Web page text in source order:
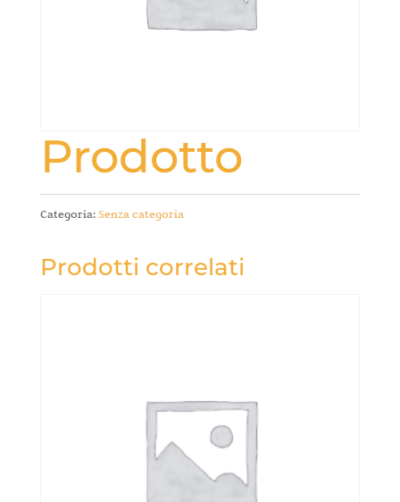
Prodotto
Categoria:Senza categoria
Prodotti correlati